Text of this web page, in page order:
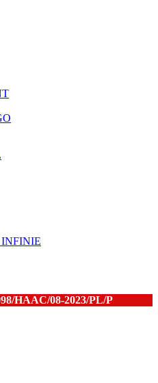
HAAC/08-2023/PL/P